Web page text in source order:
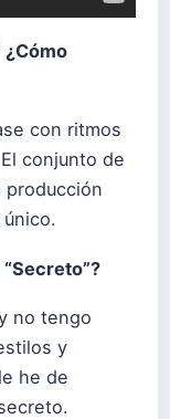
¿Cómo
con ritmos
conjunto de
producción
no tengo
y
he de